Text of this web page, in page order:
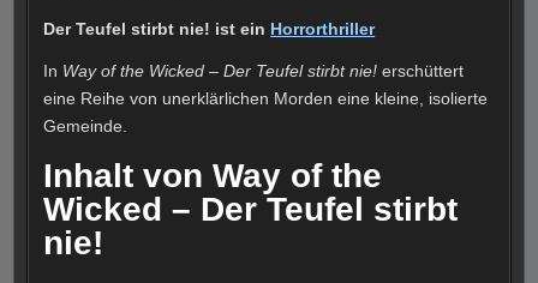
Der Teufel stirbt nie! ist ein Horrorthriller
In Way of the Wicked – Der Teufel stirbt nie! erschüttert
eine Reihe von unerklärlichen Morden eine kleine, isolierte
Gemeinde.
Inhalt von Way of the
Wicked – Der Teufel stirbt
nie!